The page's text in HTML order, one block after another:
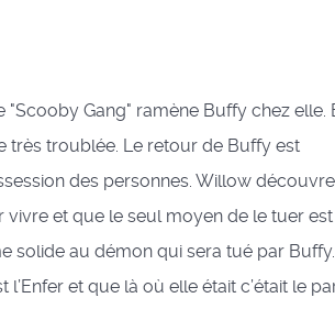
Gang" ramène Buffy chez elle.
très troublée. Le retour de Buffy est
des personnes. Willow
et que le seul moyen de le tuer
solide au démon qui sera tué par
l’Enfer et que là où elle était c’était le